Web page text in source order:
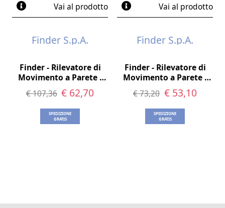
Vai al prodotto
Finder S.p.A.
Finder - Rilevatore di
Movimento a Parete -
Bianco
€ 107,36 € 62,70
SPEDIZIONE
GRATIS
Vai al prodotto
Finder S.p.A.
Finder - Rilevatore di
Movimento a Parete -
18.91.8.230.0
€ 73,20 € 53,10
SPEDIZIONE
GRATIS